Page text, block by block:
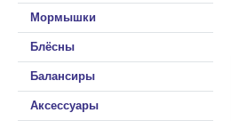
Мормышки
Блёсны
Балансиры
Аксессуары